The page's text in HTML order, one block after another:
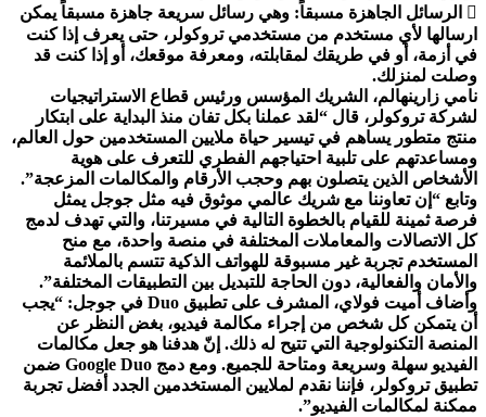
 الرسائل الجاهزة مسبقاً: وهي رسائل سريعة جاهزة مسبقاً يمكن
ارسالها لأي مستخدم من مستخدمي تروكولر، حتى يعرف إذا كنت
في أزمة، أو في طريقك لمقابلته، ومعرفة موقعك، أو إذا كنت قد
وصلت لمنزلك.
نامي زارينهالم، الشريك المؤسس ورئيس قطاع الاستراتيجيات
لشركة تروكولر، قال “لقد عملنا بكل تفان منذ البداية على ابتكار
منتج متطور يساهم في تيسير حياة ملايين المستخدمين حول العالم،
ومساعدتهم على تلبية احتياجهم الفطري للتعرف على هوية
الأشخاص الذين يتصلون بهم وحجب الأرقام والمكالمات المزعجة”.
وتابع “إن تعاوننا مع شريك عالمي موثوق فيه مثل جوجل يمثل
فرصة ثمينة للقيام بالخطوة التالية في مسيرتنا، والتي تهدف لدمج
كل الاتصالات والمعاملات المختلفة في منصة واحدة، مع منح
المستخدم تجربة غير مسبوقة للهواتف الذكية تتسم بالملائمة
والأمان والفعالية، دون الحاجة للتبديل بين التطبيقات المختلفة”.
وأضاف أميت فولاي، المشرف على تطبيق Duo في جوجل: “يجب
أن يتمكن كل شخص من إجراء مكالمة فيديو، بغض النظر عن
المنصة التكنولوجية التي تتيح له ذلك. إنّ هدفنا هو جعل مكالمات
الفيديو سهلة وسريعة ومتاحة للجميع. ومع دمج Google Duo ضمن
تطبيق تروكولر، فإننا نقدم لملايين المستخدمين الجدد أفضل تجربة
ممكنة لمكالمات الفيديو”.